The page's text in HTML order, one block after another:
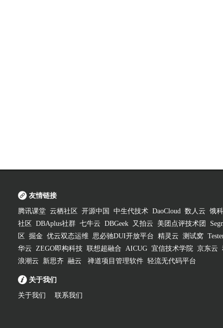
友情链接
腾讯课堂 云栖社区 开源中国 中生代技术 DaoCloud 数人云 饿
社区
DBAplus社群 七牛云 DBGeek 又拍云 美团点评技术团
区
掘金 优云双态运维 思必驰DUI开放平台 精灵云 测试窝
华云 ZEGO即构科技 联想超融合 AICUG 宜信技术学院 京东云
浪潮云
新思齐 融云 禅道项目管理软件 轻流无代码平台
关于我们
关于我们 联系我们